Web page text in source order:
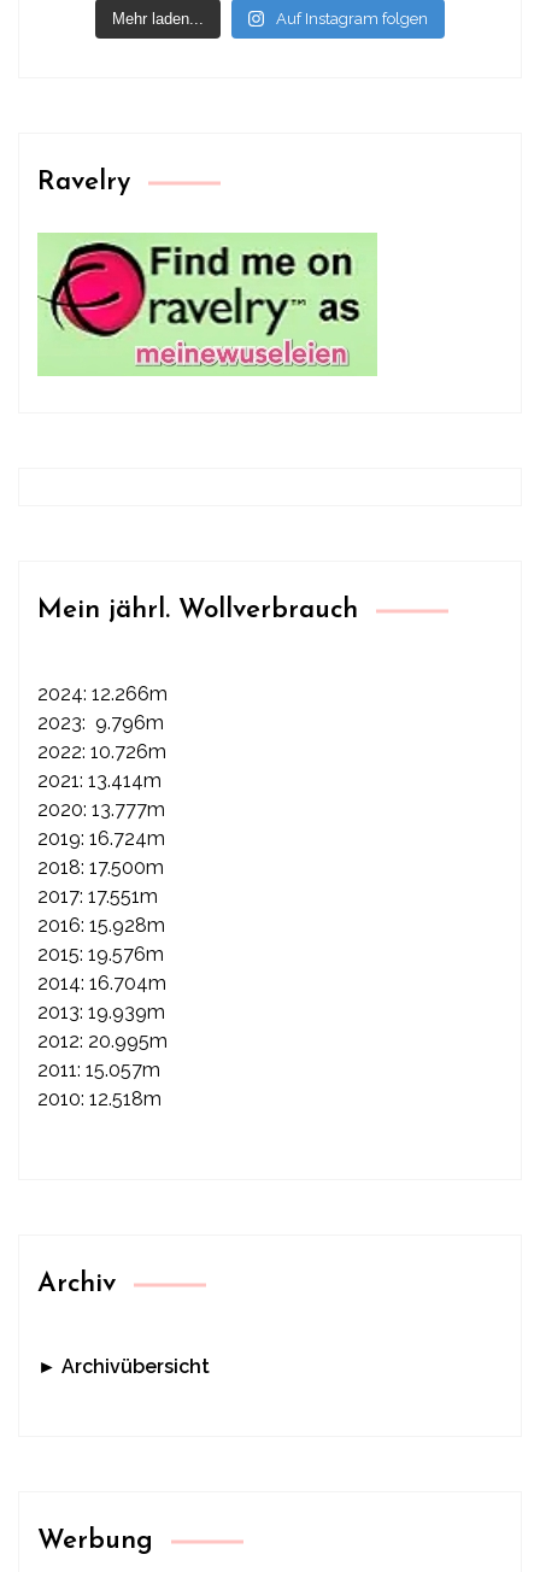
Mehr laden... Auf Instagram folgen
Ravelry
Mein jährl. Wollverbrauch
2024: 12.266m
2023: 9.796m
2022: 10.726m
2021: 13.414m
2020: 13.777m
2019: 16.724m
2018: 17.500m
2017: 17.551m
2016: 15.928m
2015: 19.576m
2014: 16.704m
2013: 19.939m
2012: 20.995m
2011: 15.057m
2010: 12.518m
Archiv
► Archivübersicht
Werbung